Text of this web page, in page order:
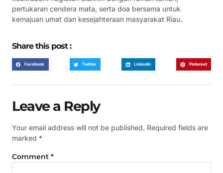
pertukaran cendera mata, serta doa bersama untuk
kemajuan umat dan kesejahteraan masyarakat Riau.
Share this post :
Facebook Twitter LinkedIn Pinterest
Leave a Reply
Your email address will not be published. Required fields are
marked *
Comment *